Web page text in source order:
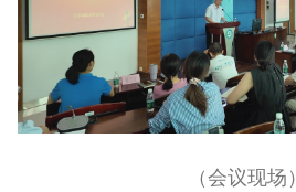
（会议现场）